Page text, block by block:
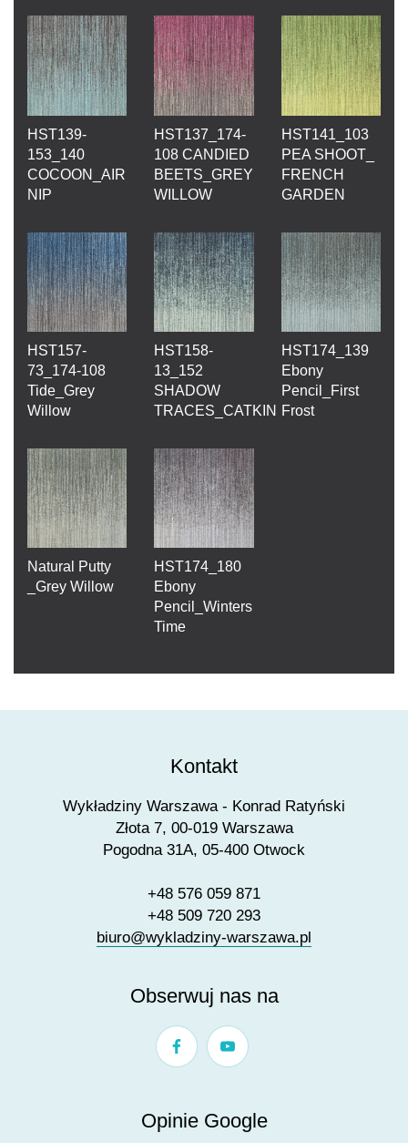
HST139-
153_140
COCOON_AIR
NIP
HST137_174-
108 CANDIED
BEETS_GREY
WILLOW
HST141_103
PEA SHOOT_
FRENCH
GARDEN
HST157-
73_174-108
Tide_Grey
Willow
HST158-
13_152
SHADOW
TRACES_CATKIN
HST174_139
Ebony
Pencil_First
Frost
Natural Putty
_Grey Willow
HST174_180
Ebony
Pencil_Winters
Time
Kontakt
Wykładziny Warszawa - Konrad Ratyński
Złota 7, 00-019 Warszawa
Pogodna 31A, 05-400 Otwock
+48 576 059 871
+48 509 720 293
biuro@wykladziny-warszawa.pl
Obserwuj nas na
Opinie Google